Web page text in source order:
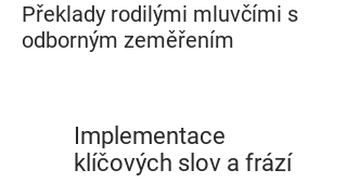
Překlady rodilými mluvčími s
odborným zeměřením
Implementace
klíčových slov a frází